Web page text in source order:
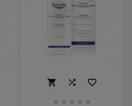
  
    